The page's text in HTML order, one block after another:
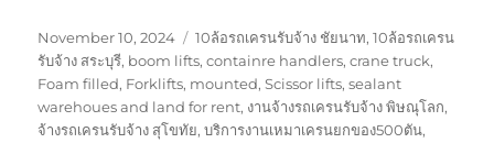
Posted
on
November 10, 2024 Tags
10ล้อรถเครนรับจ้าง ชัยนาท,10ล้อรถเครน
รับจ้าง สระบุรี, boom lifts,containre handlers,crane truck,
Foam filled, Forklifts, mounted,Scissor lifts,sealant
warehoues and land for rent, งานจ้างรถเครนรับจ้าง พิษณุโลก,
จ้างรถเครนรับจ้าง สุโขทัย,บริการงานเหมาเครนยกของ500ตัน,